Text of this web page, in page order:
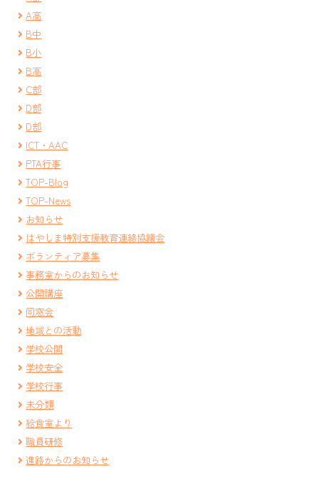
A高
B中
B小
B高
C部
D部
D部
ICT・AAC
PTA行事
TOP-Blog
TOP-News
お知らせ
はやしま特別支援教育連絡協議会
ボランティア募集
事務室からのお知らせ
公開講座
同窓会
地域との活動
学校公開
学校安全
学校行事
未分類
給食室より
職員研修
進路からのお知らせ